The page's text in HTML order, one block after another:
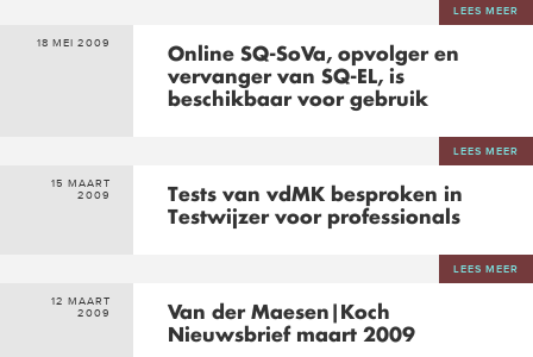
LEES MEER
18 MEI 2009
Online SQ-SoVa, opvolger en
vervanger van SQ-EL, is
beschikbaar voor gebruik
LEES MEER
15 MAART
2009
Tests van vdMK besproken in
Testwijzer voor professionals
LEES MEER
12 MAART
2009
Van der Maesen|Koch
Nieuwsbrief maart 2009